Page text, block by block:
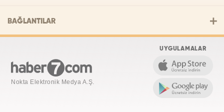
BAĞLANTILAR
Nokta Elektronik Medya A.Ş.
UYGULAMALAR